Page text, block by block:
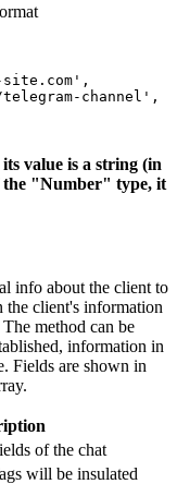
channel',
value is a string (in
the "Number" type, it
info about the client to
client's information
method can be
information in
Fields are shown in
of the chat
will be insulated